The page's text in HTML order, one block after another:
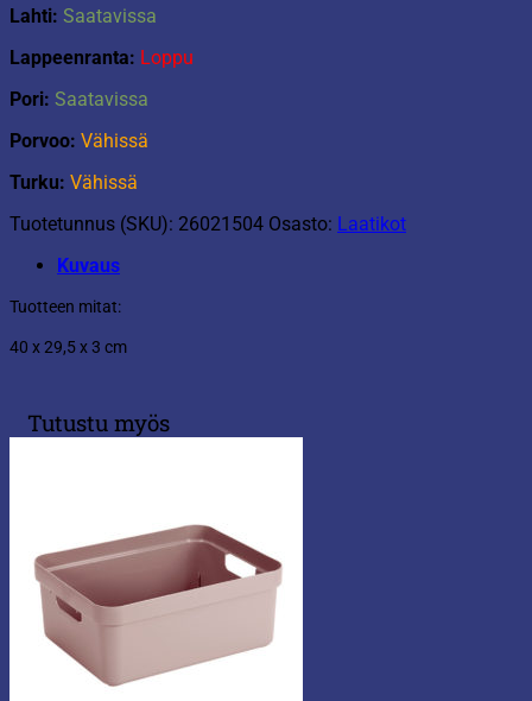
Lahti: Saatavissa
Lappeenranta: Loppu
Pori: Saatavissa
Porvoo: Vähissä
Turku: Vähissä
Tuotetunnus (SKU): 26021504 Osasto: Laatikot
Kuvaus
Tuotteen mitat:
40 x 29,5 x 3 cm
Tutustu myös